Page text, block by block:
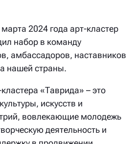
2024 года арт-кластер
набор в команду
амбассадоров, наставников
нашей страны.
«Таврида» – это
искусств и
вовлекающие молодежь
деятельность и